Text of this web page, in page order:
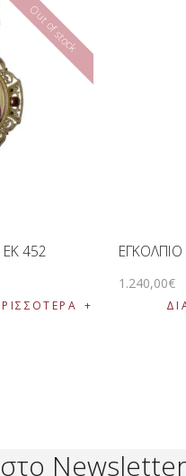
Out of stock
452
1.240,00€
στο